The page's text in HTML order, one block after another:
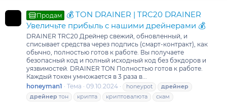
Продам
💰 TON DRAINER | TRC20 DRAINER
Увеличьте прибыль с нашими дрейнерами 💰
DRAINER TRC20 Дрейнер свежий, обновленный, и
списывает средства через подпись (смарт-контракт), как
обычно, полностью готов к работе. Вы получаете
безопасный код и полный исходный код без бэкдоров и
уязвимостей. DRAINER TON Полностью готов к работе.
Каждый токен умножается в 3 раза в...
honeyman1
Тема 09.10.2024 honeypot
дрейнер
дрейнер тон крипта криптовалюта
скам